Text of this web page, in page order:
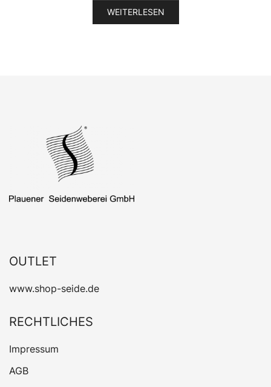
WEITERLESEN
OUTLET
www.shop-seide.de
RECHTLICHES
Impressum
AGB